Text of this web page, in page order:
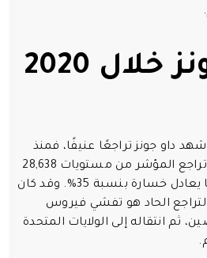
أداء داو جونز خلال 2020
خلال الربع الأول من 2020 شهد داو جونز تراجعًا عنيفًا، فمنذ
بداية يناير وحتى 20 مارس تراجع المؤشر من مستويات 28,638
نقطة إلى 18,591 نقطة بما يعادل خسارة بنسبة 35%. وقد كان
الحاد هو تفشي فيروس
ثم انتقاله إلى الولايات المتحدة